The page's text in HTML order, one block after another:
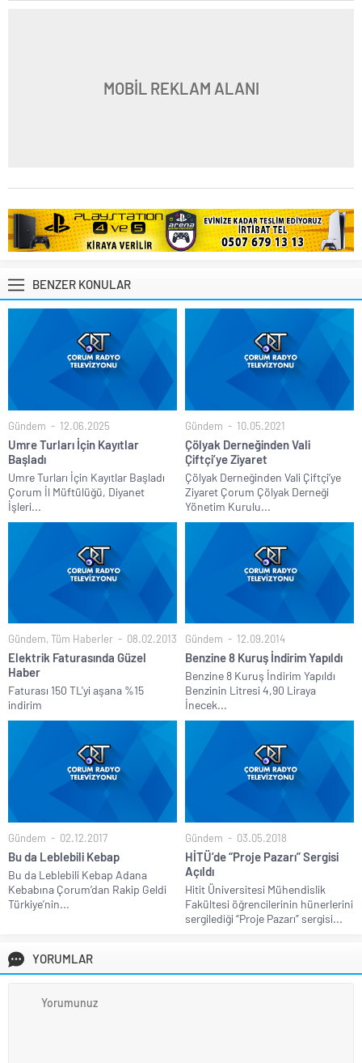
MOBİL REKLAM ALANI
BENZER KONULAR
Gündem 12.06.2025
Umre Turları İçin Kayıtlar
Başladı
Umre Turları İçin Kayıtlar Başladı
Çorum İl Müftülüğü, Diyanet
İşleri...
Gündem 10.05.2021
Çölyak Derneğinden Vali
Çiftçi’ye Ziyaret
Çölyak Derneğinden Vali Çiftçi’ye
Ziyaret Çorum Çölyak Derneği
Yönetim Kurulu...
Gündem, Tüm Haberler 08.02.2013
Elektrik Faturasında Güzel
Haber
Faturası 150 TL'yi aşana %15
indirim
Gündem 12.09.2014
Benzine 8 Kuruş İndirim Yapıldı
Benzine 8 Kuruş İndirim Yapıldı
Benzinin Litresi 4,90 Liraya
İnecek...
Gündem 02.12.2017
Bu da Leblebili Kebap
Bu da Leblebili Kebap Adana
Kebabına Çorum’dan Rakip Geldi
Türkiye’nin...
Gündem 03.05.2018
HİTÜ’de “Proje Pazarı” Sergisi
Açıldı
Hitit Üniversitesi Mühendislik
Fakültesi öğrencilerinin hünerlerini
sergilediği “Proje Pazarı” sergisi...
YORUMLAR